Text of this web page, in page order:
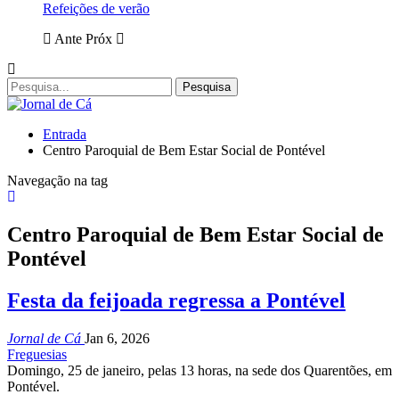
Refeições de verão
Ante Próx
Entrada
Centro Paroquial de Bem Estar Social de Pontével
Navegação na tag
Centro Paroquial de Bem Estar Social de
Pontével
Festa da feijoada regressa a Pontével
Jornal de Cá Jan 6, 2026
Freguesias
Domingo, 25 de janeiro, pelas 13 horas, na sede dos Quarentões, em
Pontével.